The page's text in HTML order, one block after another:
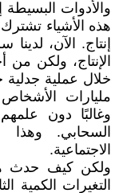
والأدوات البسيطة
هذه الأشياء
إنتاج. الآن،
الإنتاج، ولكن
خلال عملية
مليارات
وغالبًا دون
السحابي.
الاجتماعية.
ولكن كيف حدث
التغيرات الكمية